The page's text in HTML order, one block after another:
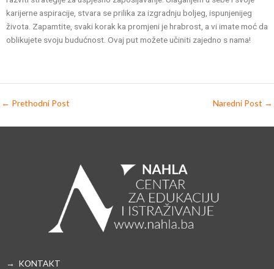
karijerne aspiracije, stvara se prilika za izgradnju boljeg, ispunjenijeg
života. Zapamtite, svaki korak ka promjeni je hrabrost, a vi imate moć da
oblikujete svoju budućnost. Ovaj put možete učiniti zajedno s nama!
← Prethodni Post Naredni Post →
→ KONTAKT